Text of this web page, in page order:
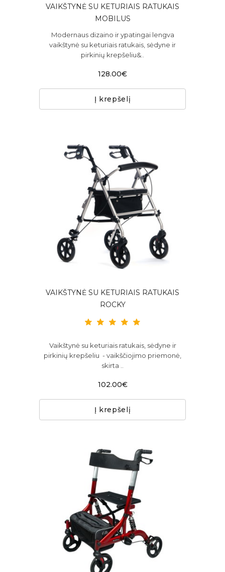
VAIKŠTYNĖ SU KETURIAIS RATUKAIS
MOBILUS
Modernaus dizaino ir ypatingai lengva
vaikštynė su keturiais ratukais, sėdyne ir
pirkinių krepšeliu&..
128.00€
Į krepšelį
VAIKŠTYNĖ SU KETURIAIS RATUKAIS
ROCKY
Vaikštynė su keturiais ratukais, sėdyne ir
pirkinių krepšeliu - vaikščiojimo priemonė,
skirta ..
102.00€
Į krepšelį